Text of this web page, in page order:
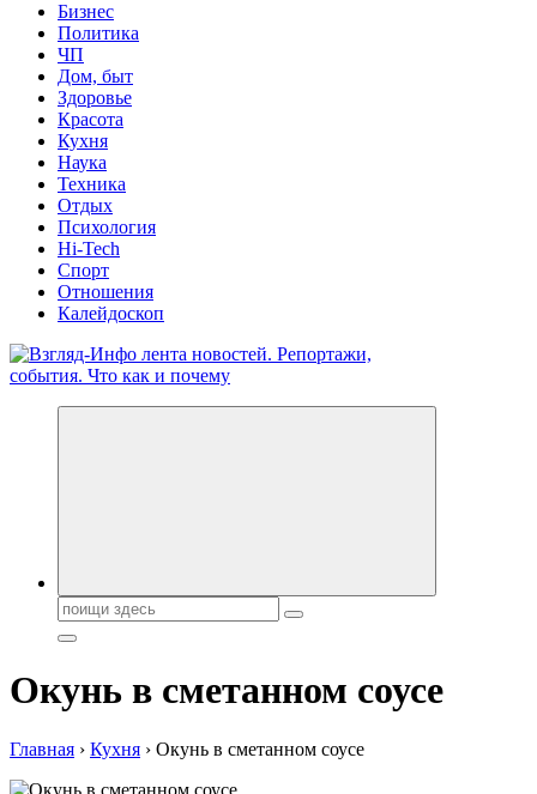
Бизнес
Политика
ЧП
Дом, быт
Здоровье
Красота
Кухня
Наука
Техника
Отдых
Психология
Hi-Tech
Спорт
Отношения
Калейдоскоп
Обо всем и обо всех, что зачем и почему. Новости политики,
Поиск:
Окунь в сметанном соусе
Главная › Кухня › Окунь в сметанном соусе